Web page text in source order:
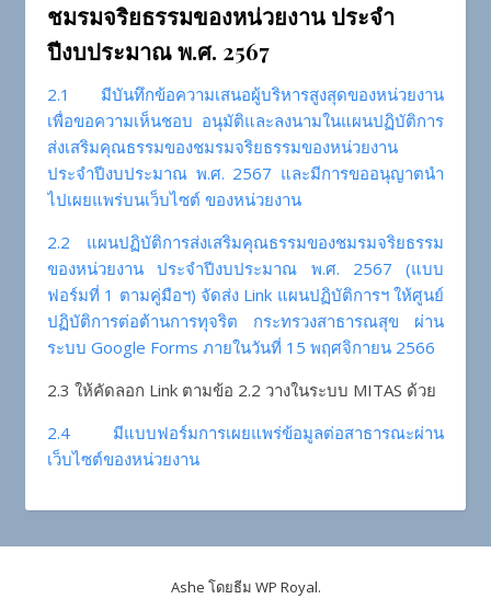
ชมรมจริยธรรมของหน่วยงาน ประจำ
ปีงบประมาณ พ.ศ. 2567
2.1 มีบันทึกข้อความเสนอผู้บริหารสูงสุดของหน่วยงาน
เพื่อขอความเห็นชอบ อนุมัติและลงนามในแผนปฏิบัติการ
ส่งเสริมคุณธรรมของชมรมจริยธรรมของหน่วยงาน
ประจำปีงบประมาณ พ.ศ. 2567 และมีการขออนุญาตนำ
ไปเผยแพร่บนเว็บไซต์ ของหน่วยงาน
2.2 แผนปฏิบัติการส่งเสริมคุณธรรมของชมรมจริยธรรม
ของหน่วยงาน ประจำปีงบประมาณ พ.ศ. 2567 (แบบ
ฟอร์มที่ 1 ตามคู่มือฯ) จัดส่ง Link แผนปฏิบัติการฯ ให้ศูนย์
ปฏิบัติการต่อต้านการทุจริต กระทรวงสาธารณสุข ผ่าน
ระบบ Google Forms ภายในวันที่ 15 พฤศจิกายน 2566
2.3 ให้คัดลอก Link ตามข้อ 2.2 วางในระบบ MITAS ด้วย
2.4 มีแบบฟอร์มการเผยแพร่ข้อมูลต่อสาธารณะผ่าน
เว็บไซต์ของหน่วยงาน
Ashe โดยธีม WP Royal.